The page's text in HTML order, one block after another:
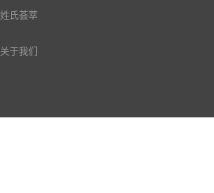
姓氏荟萃
关于我们